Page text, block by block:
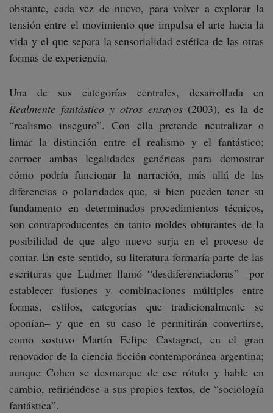
obstante, cada vez de nuevo, para volver a explorar la
tensión entre el movimiento que impulsa el arte hacia la
vida y el que separa la sensorialidad estética de las otras
formas de experiencia.
Una de sus categorías centrales, desarrollada en
Realmente fantástico y otros ensayos(2003), es la de
“realismo inseguro”. Con ella pretende neutralizar o
limar la distinción entre el realismo y el fantástico;
corroer ambas legalidades genéricas para demostrar
cómo podría funcionar la narración, más allá de las
diferencias o polaridades que, si bien pueden tener su
fundamento en determinados procedimientos técnicos,
son contraproducentes en tanto moldes obturantes de la
posibilidad de que algo nuevo surja en el proceso de
contar. En este sentido, su literatura formaría parte de las
escrituras que Ludmer llamó “desdiferenciadoras” –por
establecer fusiones y combinaciones múltiples entre
formas, estilos, categorías que tradicionalmente se
oponían– y que en su caso le permitirán convertirse,
como sostuvo Martín Felipe Castagnet, en el gran
renovador de la ciencia ficción contemporánea argentina;
aunque Cohen se desmarque de ese rótulo y hable en
cambio, refiriéndose a sus propios textos, de “sociología
fantástica”.